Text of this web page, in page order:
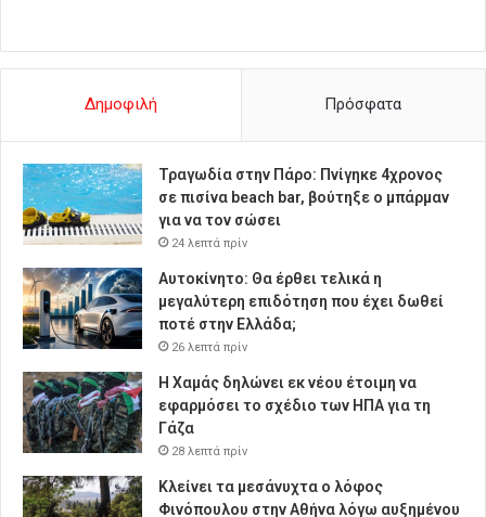
Δημοφιλή Πρόσφατα
Τραγωδία στην Πάρο: Πνίγηκε 4χρονος
σε πισίνα beach bar, βούτηξε ο μπάρμαν
για να τον σώσει
24 λεπτά πρίν
Αυτοκίνητο: Θα έρθει τελικά η
μεγαλύτερη επιδότηση που έχει δωθεί
ποτέ στην Ελλάδα;
26 λεπτά πρίν
Η Χαμάς δηλώνει εκ νέου έτοιμη να
εφαρμόσει το σχέδιο των ΗΠΑ για τη
Γάζα
28 λεπτά πρίν
Κλείνει τα μεσάνυχτα ο λόφος
Φινόπουλου στην Αθήνα λόγω αυξημένου